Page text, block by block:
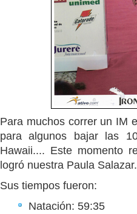
Para muchos correr un IM
para algunos bajar las
Hawaii.... Este momento
logró nuestra Paula
Sus tiempos fueron:
Natación: 59:35